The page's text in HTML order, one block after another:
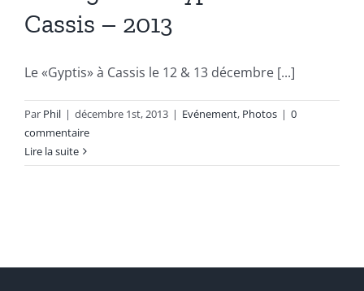
Cassis – 2013
Le «Gyptis» à Cassis le 12 & 13 décembre [...]
Par Phil | décembre 1st, 2013 | Evénement, Photos | 0
commentaire
Lire la suite